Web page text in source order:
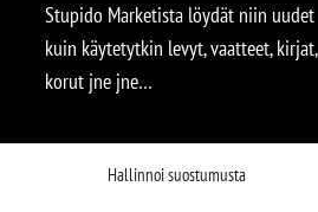
Hallinnoi suostumusta
Stupido Marketista löydät niin uudet
kuin käytetytkin levyt, vaatteet, kirjat,
korut jne jne…